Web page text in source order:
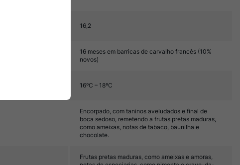
16,2
16 meses em barricas de carvalho francês (10%
novos)
16ºC – 18ºC
Encorpado, com taninos aveludados e final de
boca sedoso, remetendo a frutas pretas maduras,
como ameixas, notas de tabaco, baunilha e
chocolate.
Frutas pretas maduras, como ameixas e amoras,